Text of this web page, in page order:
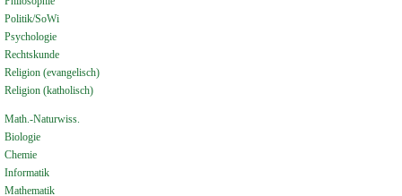
Politik/SoWi
Psychologie
Rechtskunde
Religion (evangelisch)
Religion (katholisch)
Math.-Naturwiss.
Biologie
Chemie
Informatik
Mathematik